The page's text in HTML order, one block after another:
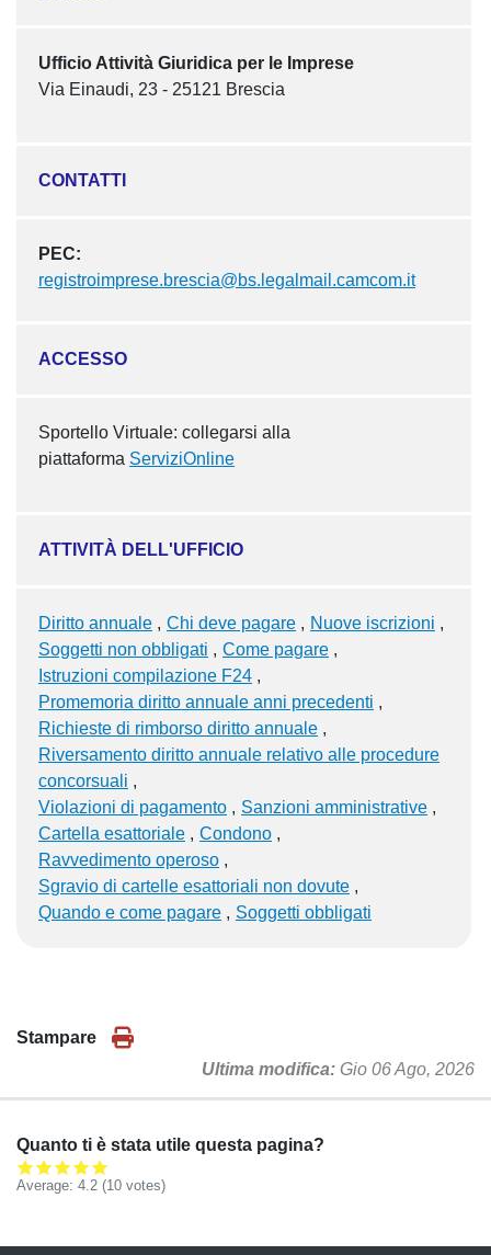
Ufficio Attività Giuridica per le Imprese
Via Einaudi, 23 - 25121 Brescia
CONTATTI
PEC:
registroimprese.brescia@bs.legalmail.camcom.it
ACCESSO
Sportello Virtuale: collegarsi alla
piattaforma ServiziOnline
ATTIVITÀ DELL'UFFICIO
Diritto annuale Chi deve pagare
Nuove iscrizioni
Soggetti non obbligati
Come pagare
Istruzioni compilazione F24
Promemoria diritto annuale anni precedenti
Richieste di rimborso diritto annuale
Riversamento diritto annuale relativo alle procedure
concorsuali
Violazioni di pagamento
Sanzioni amministrative
Cartella esattoriale
Condono
Ravvedimento operoso
Sgravio di cartelle esattoriali non dovute
Quando e come pagare
Soggetti obbligati
Stampare
Ultima modifica
Gio 06 Ago, 2026
Quanto ti è stata utile questa pagina?
Average: 4.2 (10 votes)